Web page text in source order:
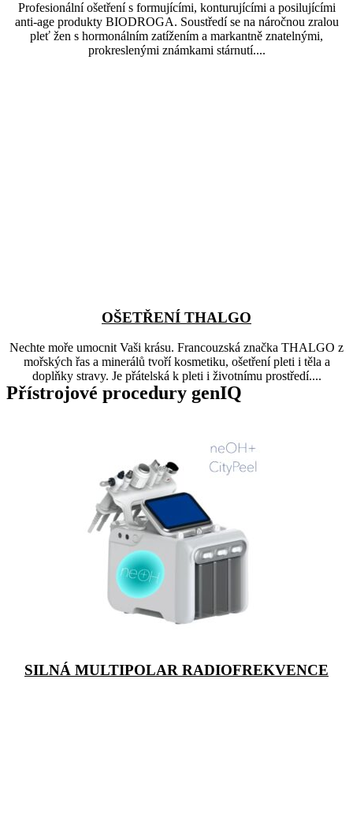
Profesionální ošetření s formujícími, konturujícími a posilujícími
anti-age produkty BIODROGA. Soustředí se na náročnou zralou
pleť žen s hormonálním zatížením a markantně znatelnými,
prokreslenými známkami stárnutí....
OŠETŘENÍ THALGO
Nechte moře umocnit Vaši krásu. Francouzská značka THALGO z
mořských řas a minerálů tvoří kosmetiku, ošetření pleti i těla a
doplňky stravy. Je přátelská k pleti i životnímu prostředí....
Přístrojové procedury genIQ
SILNÁ MULTIPOLAR RADIOFREKVENCE